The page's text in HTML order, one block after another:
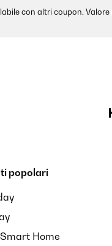
con altri coupon. Valore
popolari
Home